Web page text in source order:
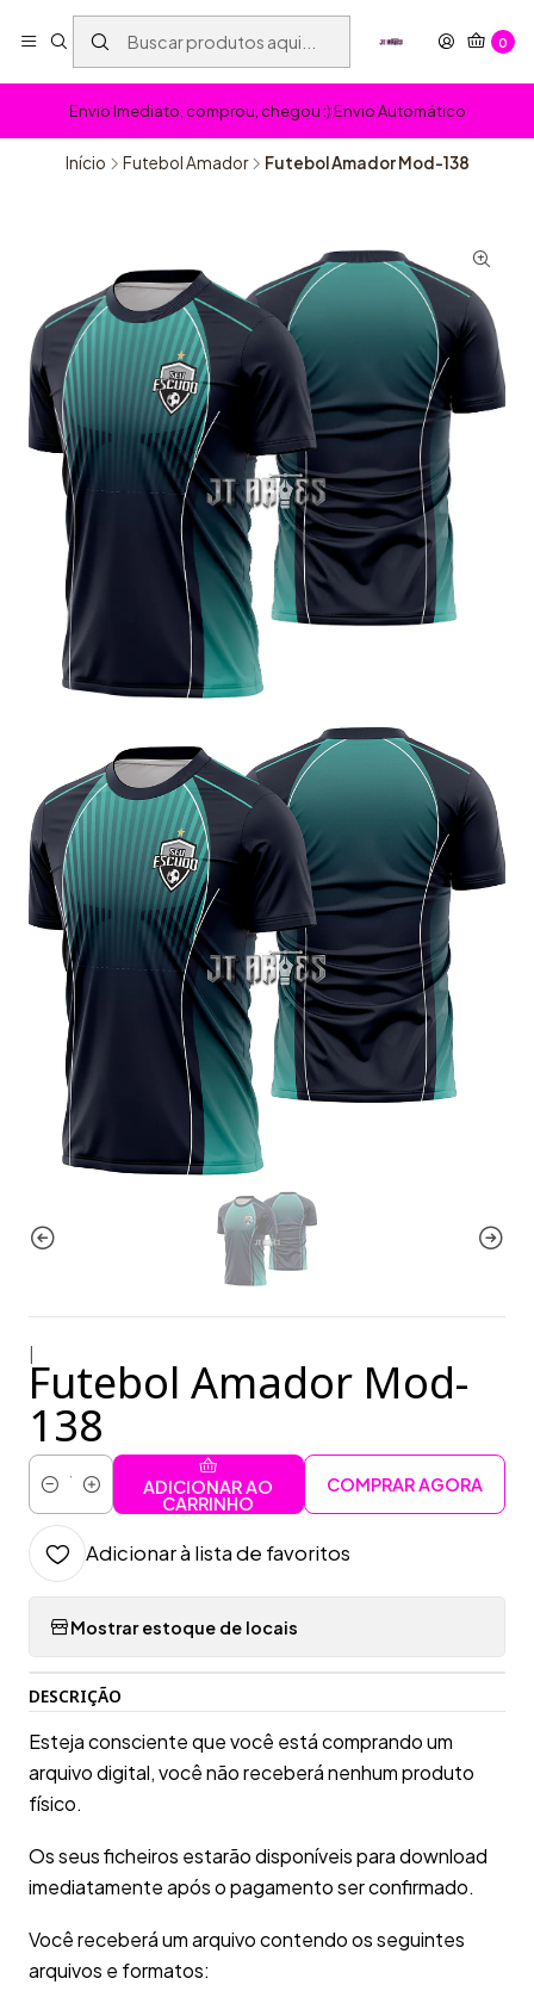
0
Envio Imediato, comprou, chegou :) Envio Automático
Início Futebol Amador Futebol Amador Mod-138
Futebol Amador Mod-
138
Quantidade
ADICIONAR AO
CARRINHO
COMPRAR AGORA
Adicionar à lista de favoritos
Mostrar estoque de locais
DESCRIÇÃO
Esteja consciente que você está comprando um
arquivo digital, você não receberá nenhum produto
físico.
Os seus ficheiros estarão disponíveis para download
imediatamente após o pagamento ser confirmado.
Você receberá um arquivo contendo os seguintes
arquivos e formatos: